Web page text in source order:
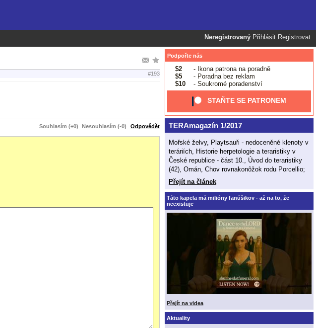
Neregistrovaný Přihlásit Registrovat
#193
Souhlasím (+0) Nesouhlasím (-0) Odpovědět
Podpořte nás
$2
- Ikona patrona na poradně
$5
- Poradna bez reklam
$10
- Soukromé poradenství
STAŇTE SE PATRONEM
TERAmagazín 1/2017
Mořské želvy, Playtsauři - nedoceněné klenoty v
teráriích, Historie herpetologie a teraristiky v
České republice - část 10., Úvod do teraristiky
(42), Omán, Chov rovnakonôžok rodu Porcellio;
Přejít na článek
Táto kapela má milióny fanúšikov - až na to, že
neexistuje
Přejít na videa
Aktuality